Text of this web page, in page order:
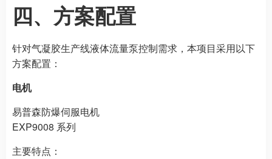
四、方案配置
针对气凝胶生产线液体流量泵控制需求，本项目采用以下
方案配置：
电机
易普森防爆伺服电机
EXP9008 系列
主要特点：